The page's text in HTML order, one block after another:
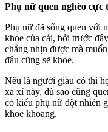
Phụ nữ quen nghèo cực
Phụ nữ đã sống quen với
khoe của cải, bởi trước
chẳng nhịn được mà
đâu cũng sẽ khoe.
Nếu là người giàu có thì
xa xỉ này, dù sao cũng
có kiểu phụ nữ đột nhiên
khoe khoang.